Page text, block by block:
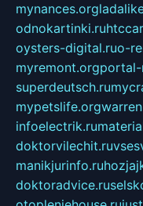
mynances.org
odnokartinki.ru
oysters-digital.ruo-
myremont.orgportal-
superdeutsch.ru
mypetslife.org
infoelectrik.ru
doktorvilechit.ru
manikjurinfo.ru
doktoradvice.ru